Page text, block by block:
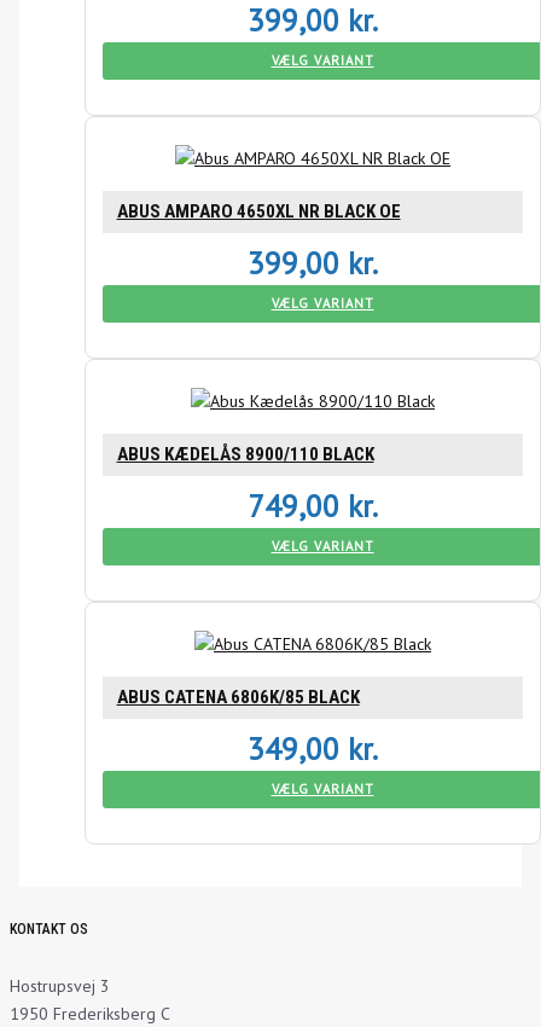
399,00 kr.
VÆLG VARIANT
ABUS AMPARO 4650XL NR BLACK OE
399,00 kr.
VÆLG VARIANT
ABUS KÆDELÅS 8900/110 BLACK
749,00 kr.
VÆLG VARIANT
ABUS CATENA 6806K/85 BLACK
349,00 kr.
VÆLG VARIANT
KONTAKT OS
Hostrupsvej 3
1950 Frederiksberg C